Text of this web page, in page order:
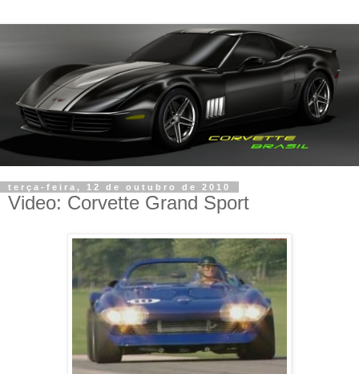
terça-feira, 12 de outubro de 2010
Video: Corvette Grand Sport